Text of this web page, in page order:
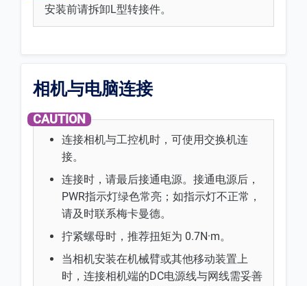
安装前请拆卸L型转接件。
相机与电脑连接
连接相机与工控机时，可使用交换机连
接。
连接时，请最后接通电源。接通电源后，
PWR指示灯绿色常亮；如指示灯不正常，
请及时联系梅卡曼德。
拧紧螺母时，推荐扭矩为 0.7N·m。
当相机安装在机械臂或其他移动装置上
时，连接相机端的DC电源线与网线需妥善